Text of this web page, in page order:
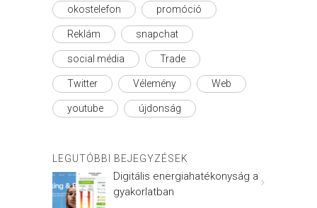
okostelefon promóció
Reklám snapchat
social média Trade
Twitter Vélemény Web
youtube újdonság
LEGUTÓBBI BEJEGYZÉSEK
Digitális energiahatékonyság a
gyakorlatban